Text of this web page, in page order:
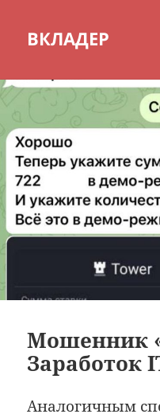
ВКЛАДЕР
Мошенник
Заработок
Аналогичным